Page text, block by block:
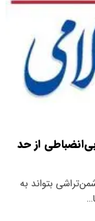
از حد
بتواند به